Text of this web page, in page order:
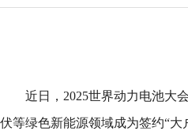
近日，2025世界动力电池大
伏等绿色新能源领域成为签约“